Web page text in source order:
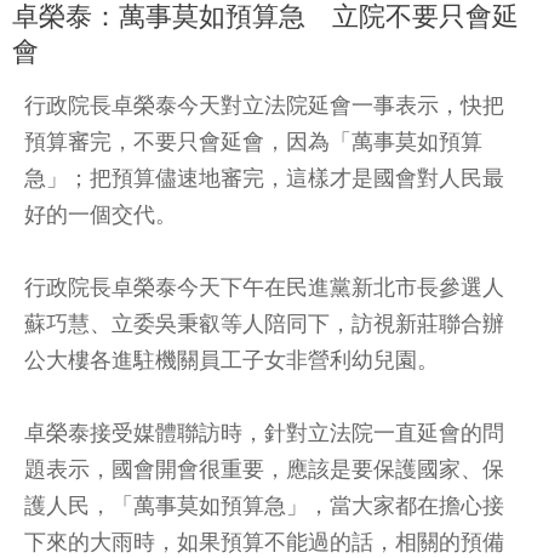
卓榮泰：萬事莫如預算急 立院不要只會延
會
行政院長卓榮泰今天對立法院延會一事表示，快把
預算審完，不要只會延會，因為「萬事莫如預算
急」；把預算儘速地審完，這樣才是國會對人民最
好的一個交代。
行政院長卓榮泰今天下午在民進黨新北市長參選人
蘇巧慧、立委吳秉叡等人陪同下，訪視新莊聯合辦
公大樓各進駐機關員工子女非營利幼兒園。
卓榮泰接受媒體聯訪時，針對立法院一直延會的問
題表示，國會開會很重要，應該是要保護國家、保
護人民，「萬事莫如預算急」，當大家都在擔心接
下來的大雨時，如果預算不能過的話，相關的預備